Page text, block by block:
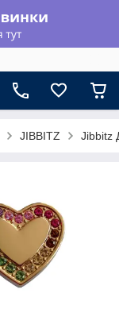
JIBBITZ Jibbitz